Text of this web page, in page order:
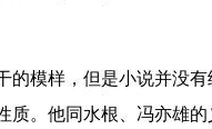
的模样，但是小说并没有
质。他同水根、冯亦雄的